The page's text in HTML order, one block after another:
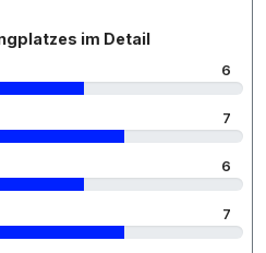
im Detail
6
7
6
7